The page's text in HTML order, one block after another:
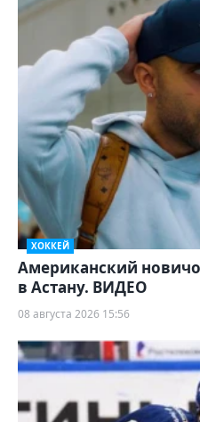
ХОККЕЙ
Американский
в Астану. ВИДЕО
08 августа 2026 15:56